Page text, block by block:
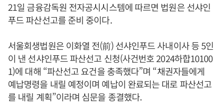
21일 금융감독원 전자공시시스템에 따르면 법원은 선샤인
푸드 파산선고를 준비 중이다.
서울회생법원은 이화열 전(前) 선샤인푸드 사내이사 등 5인
이 낸 선샤인푸드 파산선고 신청(사건번호 2024하합10100
1)에 대해 “파산선고 요건을 충족했다”며 “채권자들에게
예납명령을 내릴 예정이며 예납이 완료되는 대로 파산선고
를 내릴 계획”이라며 심문을 종결했다.